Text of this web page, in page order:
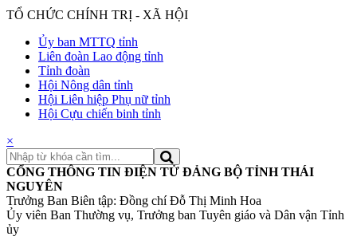
TỔ CHỨC CHÍNH TRỊ - XÃ HỘI
Ủy ban MTTQ tỉnh
Liên đoàn Lao động tỉnh
Tỉnh đoàn
Hội Nông dân tỉnh
Hội Liên hiệp Phụ nữ tỉnh
Hội Cựu chiến binh tỉnh
×
CỔNG THÔNG TIN ĐIỆN TỬ ĐẢNG BỘ TỈNH THÁI
NGUYÊN
Trưởng Ban Biên tập: Đồng chí Đỗ Thị Minh Hoa
Ủy viên Ban Thường vụ, Trưởng ban Tuyên giáo và Dân vận Tỉnh
ủy